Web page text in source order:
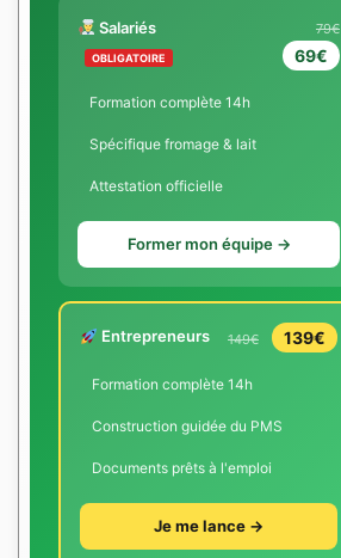
Salariés
OBLIGATOIRE
79€
69€
Formation complète 14h
Spécifique fromage & lait
Attestation officielle
Former mon équipe →
Entrepreneurs 149€ 139€
Formation complète 14h
Construction guidée du PMS
Documents prêts à l'emploi
Je me lance →